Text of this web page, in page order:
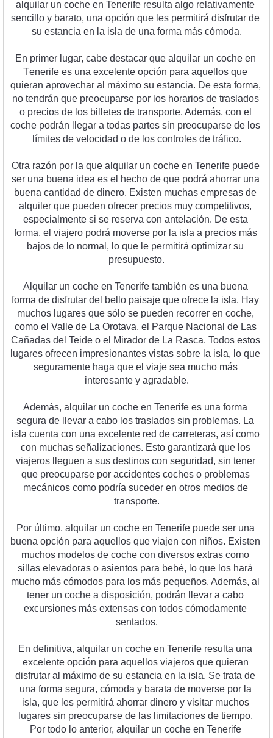
al quilar un coche en Tenerife resulta al go relativamente
sencillo y barato, una opción que les permitirá disfrutar de
su estancia en la isla de una forma más cómoda.
En primer l ugar, cabe destacar que al quilar un coche en
Tenerife es una excel ente opción para aquell os que
quieran aprovechar al máximo su estancia. De esta forma,
no tendrán que preocuparse por los horarios de traslados
o precios de los billetes de transporte. Además, con el
coche podrán legar a todas partes sin preocuparse de los
ímites de vel ocidad o de los controles de tráfico.
Otra razón por la que al quilar un coche en Tenerife puede
ser una buena idea es el hecho de que podrá ahorrar una
buena cantidad de dinero. Existen muchas empresas de
al quiler que pueden ofrecer precios muy competitivos,
especial mente si se reserva con antel ación. De esta
forma, el viajero podrá moverse por la isla a precios más
bajos de lo normal , lo que le permitirá optimizar su
presupuesto.
Al quilar un coche en Tenerife también es una buena
forma de disfrutar del bell o paisaje que ofrece la is la. Hay
muchos lugares que sólo se pueden recorrer en coche,
como el Val le de La Orotava, el Parque Nacional de Las
Cañadas del Teide o el Mirador de La Rasca. Todos estos
lugares ofrecen impresionantes vistas sobre la is la, lo que
seguramente haga que el viaje sea mucho más
interesante y agradable.
Además, al quilar un coche en Tenerife es una forma
segura de levar a cabo los tras lados sin problemas. La
isla cuenta con una excel ente red de carreteras, así como
con muchas señal izaciones. Esto garantizará que los
viajeros l leguen a sus destinos con seguridad, sin tener
que preocuparse por accidentes coches o problemas
mecánicos como podría suceder en otros medios de
transporte.
Por ú ltimo, al quilar un coche en Tenerife puede ser una
buena opción para aquell os que viajen con niños. Existen
muchos model os de coche con diversos extras como
sillas elevadoras o asientos para bebé, lo que los hará
mucho más cómodos para los más pequeños. Además, al
tener un coche a disposición, podrán levar a cabo
excursiones más extensas con todos cómodamente
sentados.
En definitiva, al quilar un coche en Tenerife resulta una
excel ente opción para aquell os viajeros que quieran
disfrutar al máximo de su estancia en la is la. Se trata de
una forma segura, cómoda y barata de moverse por la
isla, que les permitirá ahorrar dinero y visitar muchos
lugares sin preocuparse de las limitaciones de tiempo.
Por todo lo anterior, al quilar un coche en Tenerife